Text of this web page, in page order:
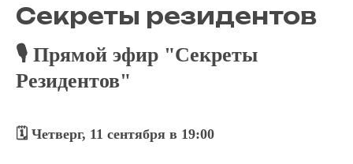
Секреты резидентов
🎙 Прямой эфир "Секреты
Резидентов"
🗓 Четверг, 11 сентября в 19:00